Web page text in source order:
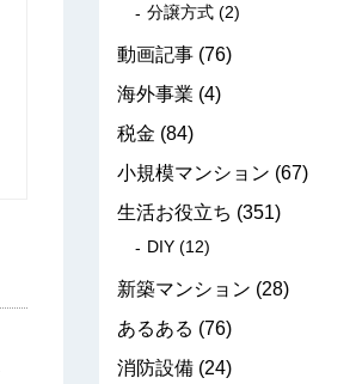
分譲方式 (2)
動画記事 (76)
海外事業 (4)
税金 (84)
小規模マンション (67)
生活お役立ち (351)
DIY (12)
新築マンション (28)
あるある (76)
消防設備 (24)